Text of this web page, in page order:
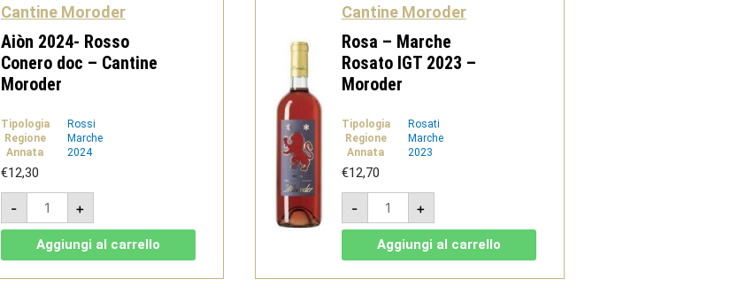
Cantine Moroder
Aiòn 2024- Rosso
Conero doc – Cantine
Moroder
Tipologia
Rossi
Regione
Marche
Annata
2024
€12,30
-
Aiòn
2024-
Rosso
Conero
doc
-
Cantine
+
Aggiungi al carrello
Cantine Moroder
Rosa – Marche
Rosato IGT 2023 –
Moroder
Tipologia
Rosati
Regione
Marche
Annata
2023
€12,70
-
Rosa
Marche
Rosato
IGT
2023
-
+
Aggiungi al carrello